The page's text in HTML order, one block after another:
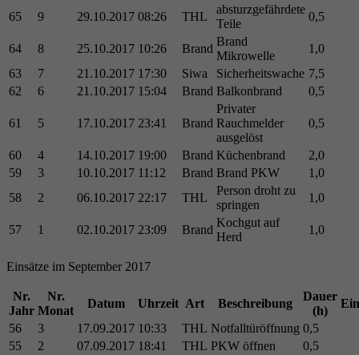
65
9 29.10.2017 08:26 THL
absturzgefährdete
Teile
0,5
64 8 25.10.2017 10:26 Brand
Brand
Mikrowelle
1,0
63
7 21.10.2017 17:30 Siwa Sicherheitswache 7,5
62
6 21.10.2017 15:04 Brand Balkonbrand 0,5
61 5 17.10.2017 23:41 Brand
Privater
Rauchmelder
ausgelöst
0,5
60 4 14.10.2017 19:00 Brand Küchenbrand
2,0
59
3 10.10.2017 11:12 Brand Brand PKW
1,0
58
2 06.10.2017 22:17 THL
Person droht zu
springen
1,0
57 1 02.10.2017 23:09 Brand
Kochgut auf
Herd
1,0
Einsätze im September 2017
Nr.
Jahr
Nr.
Monat
Datum Uhrzeit Art Beschreibung
Dauer
(h)
56
3 17.09.2017 10:33 THL Notfalltüröffnung 0,5
55
2 07.09.2017 18:41 THL PKW öffnen
0,5